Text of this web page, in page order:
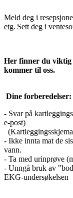
Meld deg i
etg. Sett deg i
Her finner du viktig
kommer til oss.
Dine forberedelser:
- Svar på
e-post)
- Ikke innta mat de
vann.
- Ta med urinprøve
- Unngå bruk av
EKG-undersøkelsen